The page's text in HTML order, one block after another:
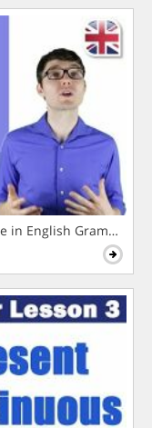
in English Grammar